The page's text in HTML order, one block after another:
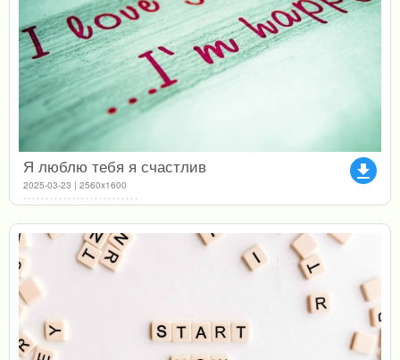
file_download
Я люблю тебя я счастлив
2025-03-23 | 2560x1600